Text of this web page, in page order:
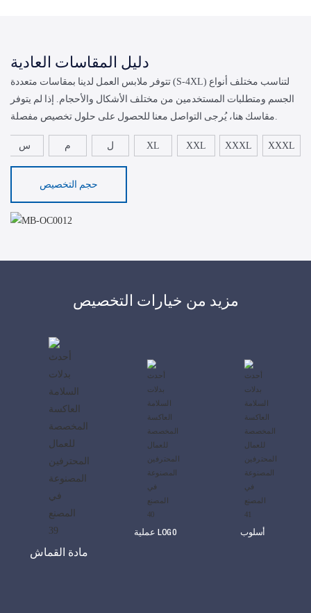
دليل المقاسات العادية
تتوفر ملابس العمل لدينا بمقاسات متعددة (S-4XL) لتناسب مختلف أنواع
الجسم ومتطلبات المستخدمين من مختلف الأشكال والأحجام. إذا لم يتوفر
مقاسك هنا، يُرجى التواصل معنا للحصول على حلول تخصيص مفصلة.
س م ل XL XXL XXXL XXXL
حجم التخصيص
مزيد من خيارات التخصيص
مادة القماش
عملية LOG0 أسلوب